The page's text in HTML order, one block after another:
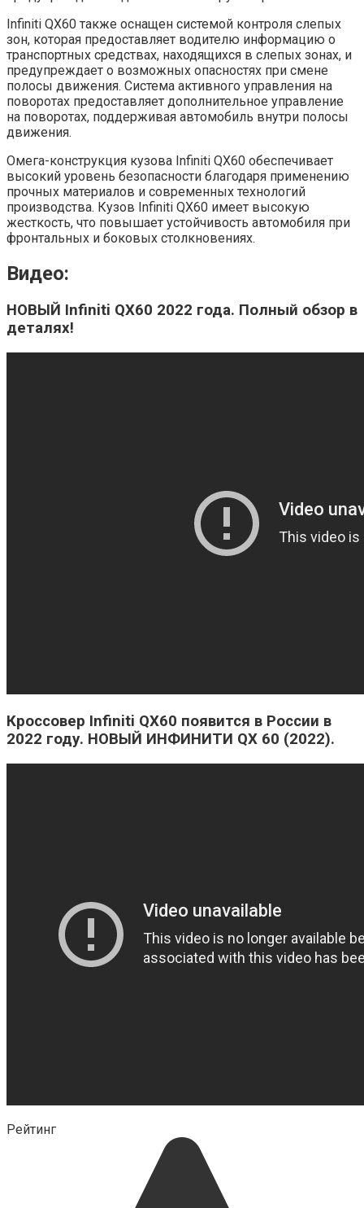
Infiniti QX60 также оснащен системой контроля слепых
зон, которая предоставляет водителю информацию о
транспортных средствах, находящихся в слепых зонах, и
предупреждает о возможных опасностях при смене
полосы движения. Система активного управления на
поворотах предоставляет дополнительное управление
на поворотах, поддерживая автомобиль внутри полосы
движения.
Омега-конструкция кузова Infiniti QX60 обеспечивает
высокий уровень безопасности благодаря применению
прочных материалов и современных технологий
производства. Кузов Infiniti QX60 имеет высокую
жесткость, что повышает устойчивость автомобиля при
фронтальных и боковых столкновениях.
Видео:
НОВЫЙ Infiniti QX60 2022 года. Полный обзор в
деталях!
Кроссовер Infiniti QX60 появится в России в
2022 году. НОВЫЙ ИНФИНИТИ QX 60 (2022).
Рейтинг